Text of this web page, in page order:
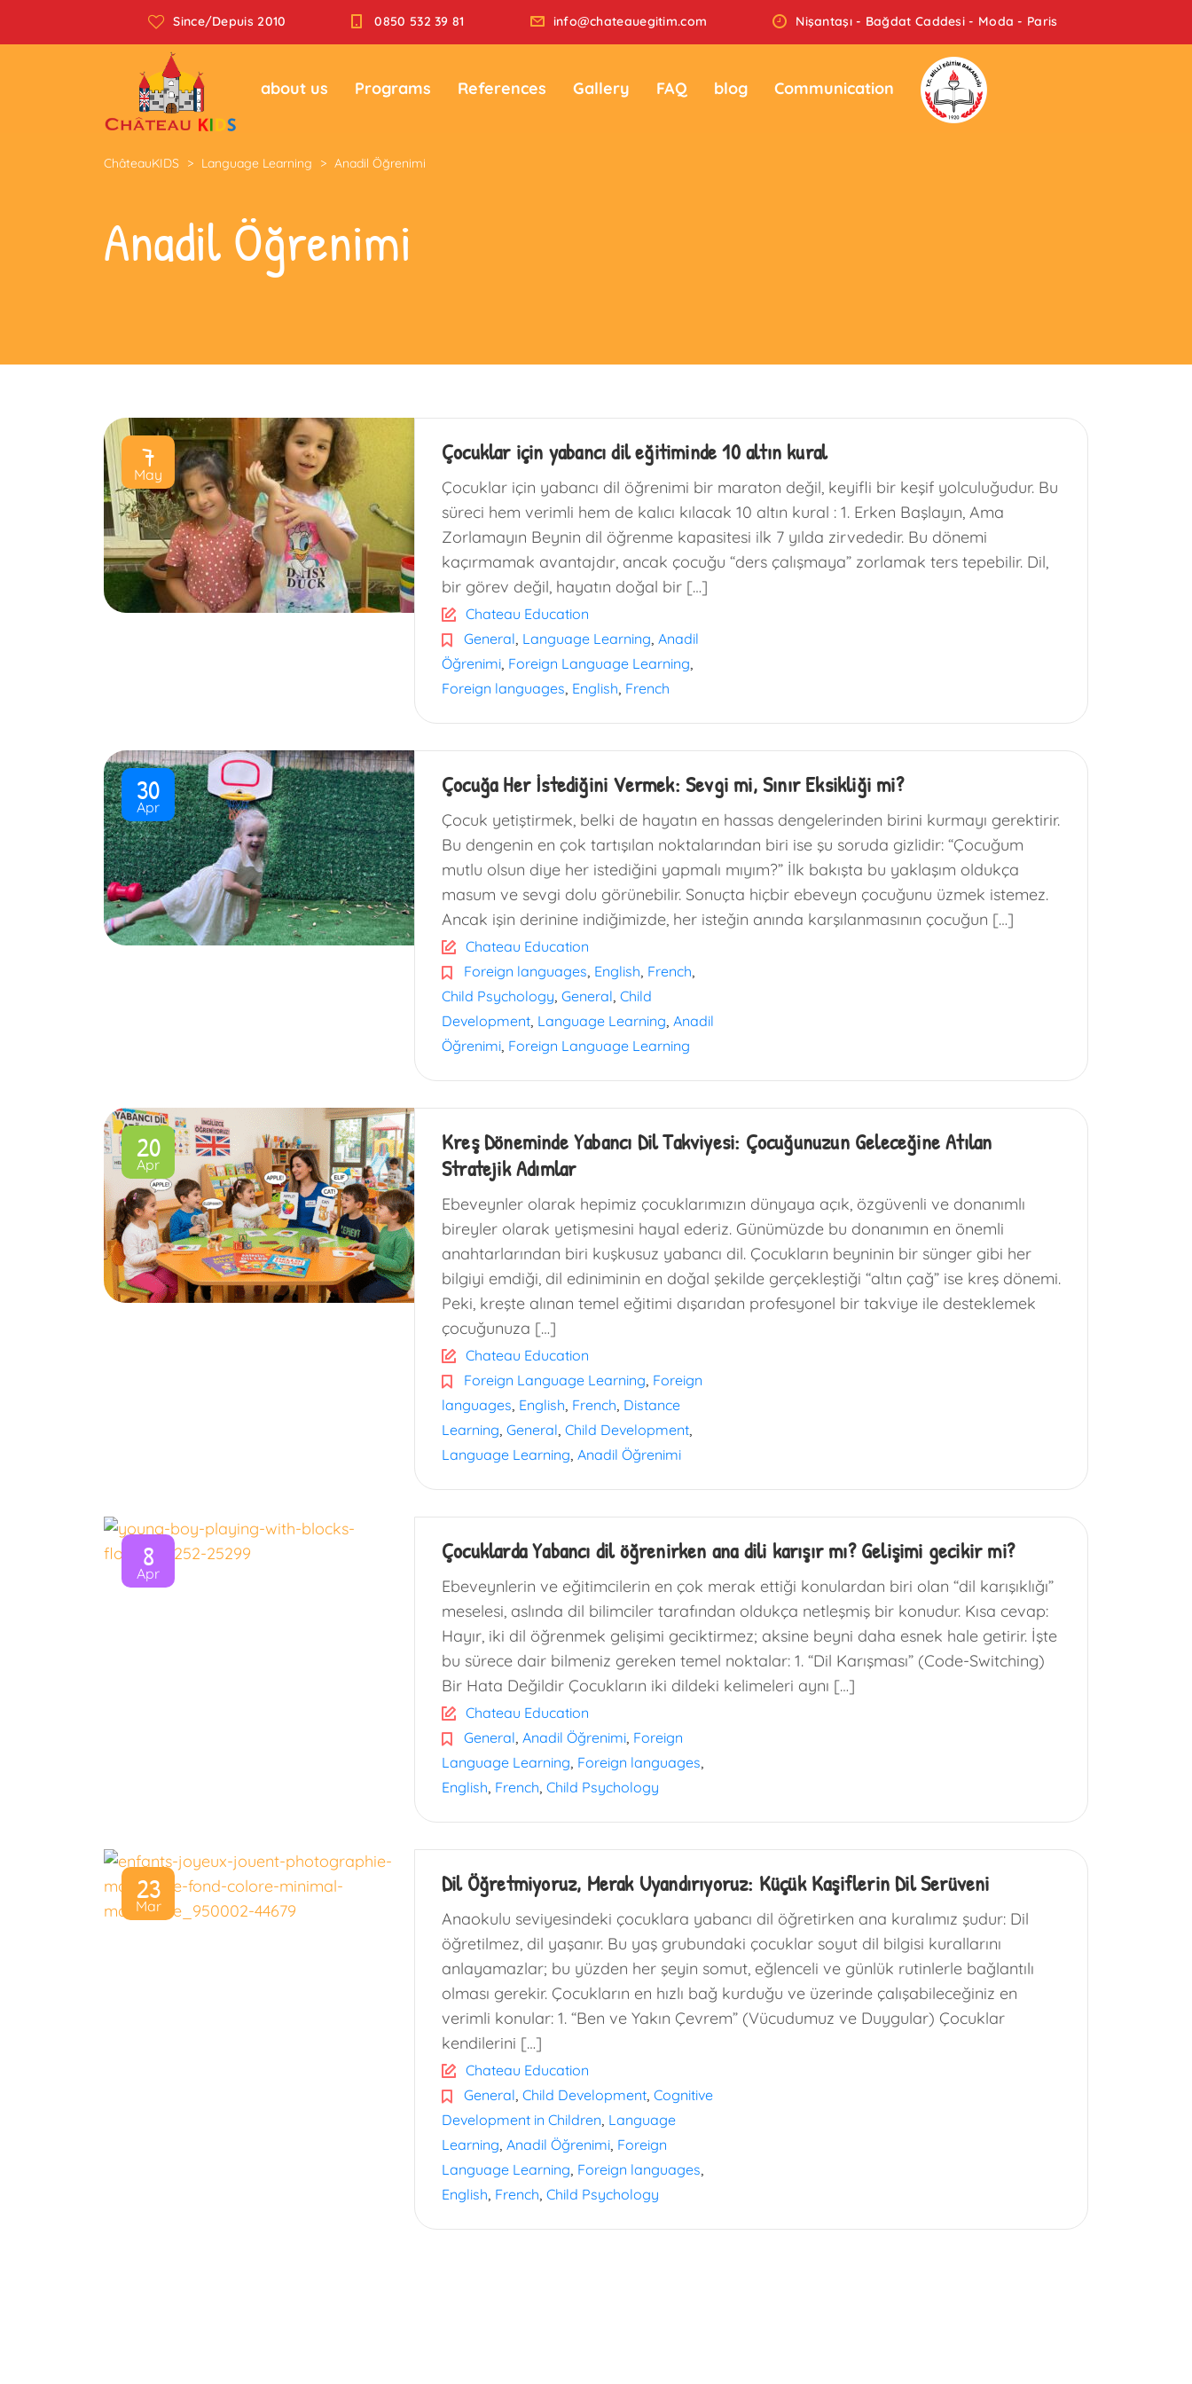
Since/Depuis 2010 0850 532 39 81 info@chateauegitim.com Nişantaşı - Bağdat Caddesi - Moda - Paris
about us Programs References Gallery FAQ blog Communication
ChâteauKIDS > Language Learning > Anadil Öğrenimi
Anadil Öğrenimi
7
May
Çocuklar için yabancı dil eğitiminde 10 altın kural
Çocuklar için yabancı dil öğrenimi bir maraton değil, keyifli bir keşif yolculuğudur. Bu
süreci hem verimli hem de kalıcı kılacak 10 altın kural : 1. Erken Başlayın, Ama
Zorlamayın Beynin dil öğrenme kapasitesi ilk 7 yılda zirvededir. Bu dönemi
kaçırmamak avantajdır, ancak çocuğu “ders çalışmaya” zorlamak ters tepebilir. Dil,
bir görev değil, hayatın doğal bir […]
Chateau Education
General, Language Learning, Anadil
Öğrenimi, Foreign Language Learning,
Foreign languages, English, French
30
Apr
Çocuğa Her İstediğini Vermek: Sevgi mi, Sınır Eksikliği mi?
Çocuk yetiştirmek, belki de hayatın en hassas dengelerinden birini kurmayı gerektirir.
Bu dengenin en çok tartışılan noktalarından biri ise şu soruda gizlidir: “Çocuğum
mutlu olsun diye her istediğini yapmalı mıyım?” İlk bakışta bu yaklaşım oldukça
masum ve sevgi dolu görünebilir. Sonuçta hiçbir ebeveyn çocuğunu üzmek istemez.
Ancak işin derinine indiğimizde, her isteğin anında karşılanmasının çocuğun […]
Chateau Education
Foreign languages, English, French,
Child Psychology, General, Child
Development, Language Learning, Anadil
Öğrenimi, Foreign Language Learning
20
Apr
Kreş Döneminde Yabancı Dil Takviyesi: Çocuğunuzun Geleceğine Atılan
Stratejik Adımlar
Ebeveynler olarak hepimiz çocuklarımızın dünyaya açık, özgüvenli ve donanımlı
bireyler olarak yetişmesini hayal ederiz. Günümüzde bu donanımın en önemli
anahtarlarından biri kuşkusuz yabancı dil. Çocukların beyninin bir sünger gibi her
bilgiyi emdiği, dil ediniminin en doğal şekilde gerçekleştiği “altın çağ” ise kreş dönemi.
Peki, kreşte alınan temel eğitimi dışarıdan profesyonel bir takviye ile desteklemek
çocuğunuza […]
Chateau Education
Foreign Language Learning, Foreign
languages, English, French, Distance
Learning, General, Child Development,
Language Learning, Anadil Öğrenimi
8
Apr
Çocuklarda Yabancı dil öğrenirken ana dili karışır mı? Gelişimi gecikir mi?
Ebeveynlerin ve eğitimcilerin en çok merak ettiği konulardan biri olan “dil karışıklığı”
meselesi, aslında dil bilimciler tarafından oldukça netleşmiş bir konudur. Kısa cevap:
Hayır, iki dil öğrenmek gelişimi geciktirmez; aksine beyni daha esnek hale getirir. İşte
bu sürece dair bilmeniz gereken temel noktalar: 1. “Dil Karışması” (Code-Switching)
Bir Hata Değildir Çocukların iki dildeki kelimeleri aynı […]
Chateau Education
General, Anadil Öğrenimi, Foreign
Language Learning, Foreign languages,
English, French, Child Psychology
23
Mar
Dil Öğretmiyoruz, Merak Uyandırıyoruz: Küçük Kaşiflerin Dil Serüveni
Anaokulu seviyesindeki çocuklara yabancı dil öğretirken ana kuralımız şudur: Dil
öğretilmez, dil yaşanır. Bu yaş grubundaki çocuklar soyut dil bilgisi kurallarını
anlayamazlar; bu yüzden her şeyin somut, eğlenceli ve günlük rutinlerle bağlantılı
olması gerekir. Çocukların en hızlı bağ kurduğu ve üzerinde çalışabileceğiniz en
verimli konular: 1. “Ben ve Yakın Çevrem” (Vücudumuz ve Duygular) Çocuklar
kendilerini […]
Chateau Education
General, Child Development, Cognitive
Development in Children, Language
Learning, Anadil Öğrenimi, Foreign
Language Learning, Foreign languages,
English, French, Child Psychology